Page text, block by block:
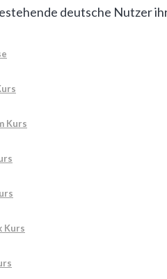
Kurs
Kurs
deutsche Nutzer
powered by Hyphe”
(Liquiditätsanbieter),
nahezu identische
führen kann. Deutsche
App-Störungen
technischen
hilft bei der